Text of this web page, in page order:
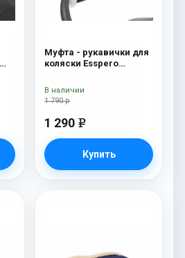
Муфта - рукавички для
коляски Esspero
1 790 р
1 290 e
Купить
В наличии